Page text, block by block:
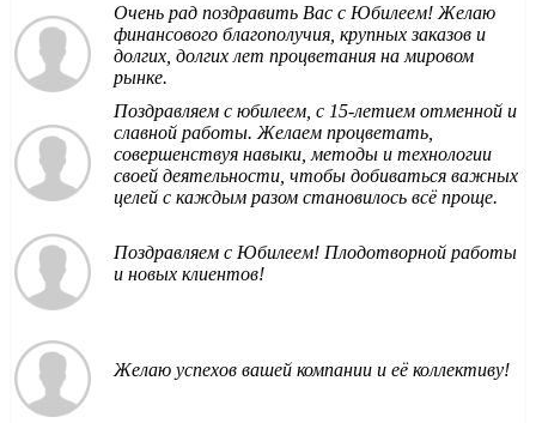
Очень рад поздравить Вас с Юбилеем! Желаю
финансового благополучия, крупных заказов и
долгих, долгих лет процветания на мировом
рынке.
Поздравляем с юбилеем, с 15-летием отменной и
славной работы. Желаем процветать,
совершенствуя навыки, методы и технологии
своей деятельности, чтобы добиваться важных
целей с каждым разом становилось всё проще.
Поздравляем с Юбилеем! Плодотворной работы
и новых клиентов!
Желаю успехов вашей компании и её коллективу!